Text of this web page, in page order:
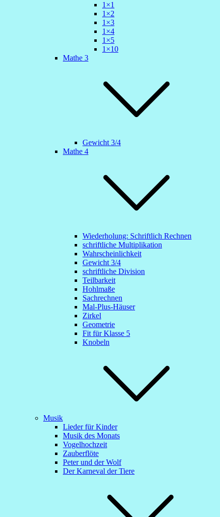
1×1
1×2
1×3
1×4
1×5
1×10
Mathe 3
Gewicht 3/4
Mathe 4
Wiederholung: Schriftlich Rechnen
schriftliche Multiplikation
Wahrscheinlichkeit
Gewicht 3/4
schriftliche Division
Teilbarkeit
Hohlmaße
Sachrechnen
Mal-Plus-Häuser
Zirkel
Geometrie
Fit für Klasse 5
Knobeln
Musik
Lieder für Kinder
Musik des Monats
Vogelhochzeit
Zauberflöte
Peter und der Wolf
Der Karneval der Tiere